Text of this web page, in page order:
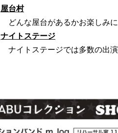
屋台村
どんな屋台があるかお楽しみに
ナイトステージ
ナイトステージでは多数の出